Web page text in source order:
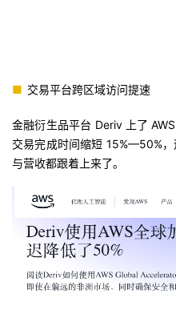
■ 交易平台跨区域访问提速
金融衍生品平台 Deriv 上了
交易完成时间缩短 15%—50%
与营收都跟着上来了。